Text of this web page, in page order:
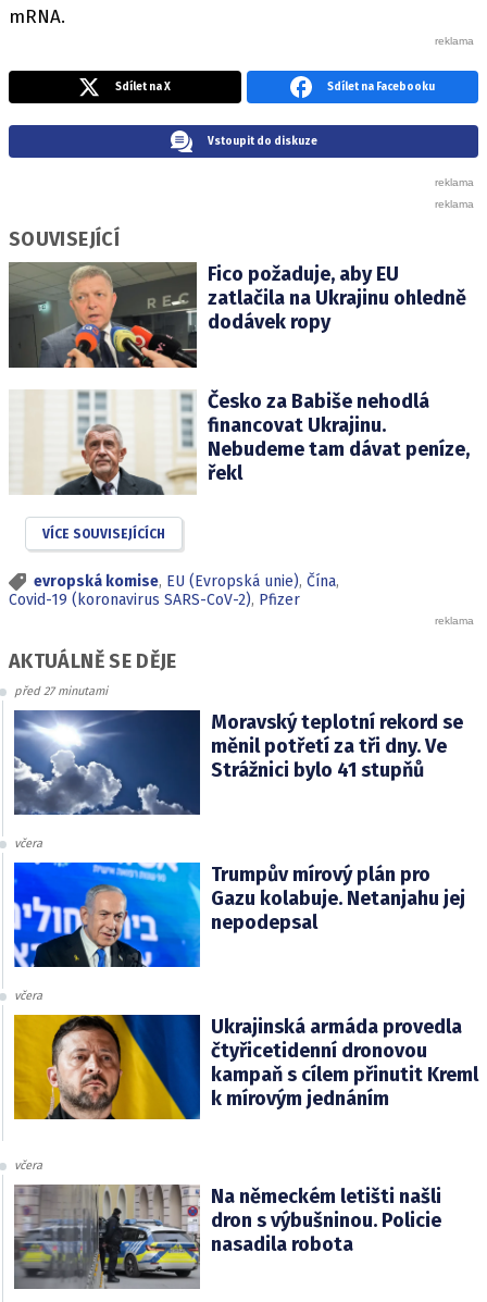
mRNA.
Sdílet na X Sdílet na Facebooku
Vstoupit do diskuze
SOUVISEJÍCÍ
Fico požaduje, aby EU
zatlačila na Ukrajinu ohledně
dodávek ropy
Česko za Babiše nehodlá
financovat Ukrajinu.
Nebudeme tam dávat peníze,
řekl
VÍCE SOUVISEJÍCÍCH
evropská komise, EU (Evropská unie), Čína,
Covid-19 (koronavirus SARS-CoV-2), Pfizer
AKTUÁLNĚ SE DĚJE
před 27 minutami
Moravský teplotní rekord se
měnil potřetí za tři dny. Ve
Strážnici bylo 41 stupňů
včera
Trumpův mírový plán pro
Gazu kolabuje. Netanjahu jej
nepodepsal
včera
Ukrajinská armáda provedla
čtyřicetidenní dronovou
kampaň s cílem přinutit Kreml
k mírovým jednáním
včera
Na německém letišti našli
dron s výbušninou. Policie
nasadila robota